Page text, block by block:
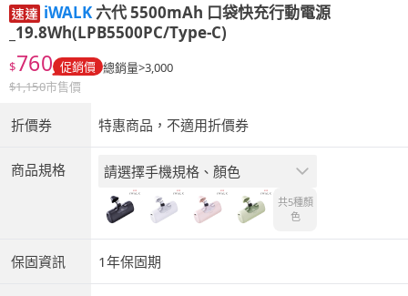
iWALK 六代 5500mAh 口袋快充行動電源
_19.8Wh(LPB5500PC/Type-C)
$760 促銷價 總銷量>3,000
$1,150市售價
折價券 特惠商品，不適用折價券
商品規格 請選擇手機規格、顏色
共5種顏
色
保固資訊 1年保固期